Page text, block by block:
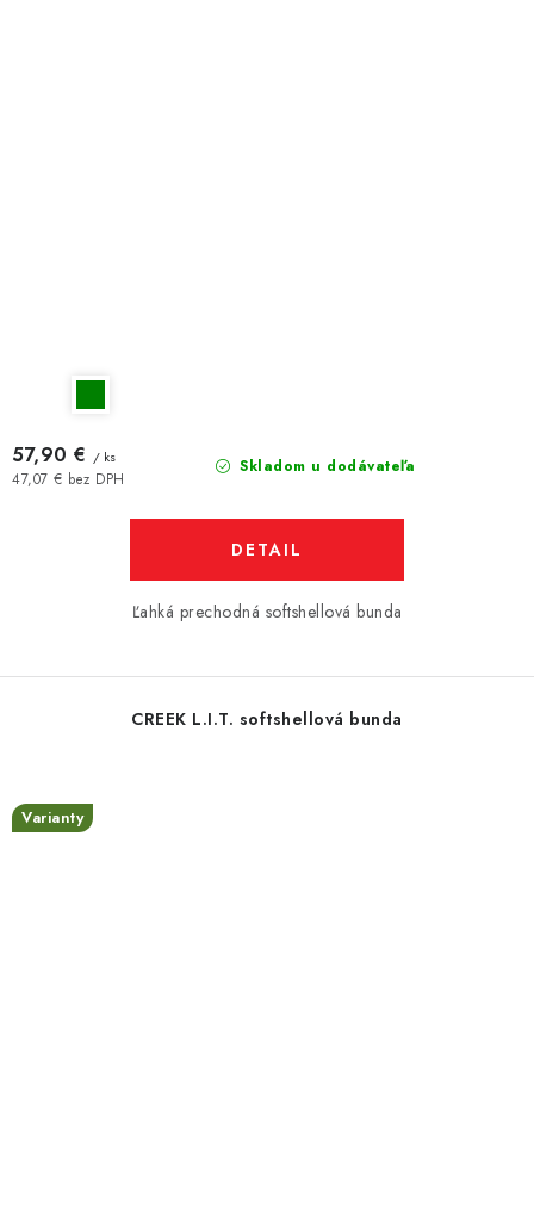
Skladom u dodávateľa
47,07 € bez DPH
57,90 € / ks
DETAIL
Ľahká prechodná softshellová bunda
CREEK L.I.T. softshellová bunda
Varianty